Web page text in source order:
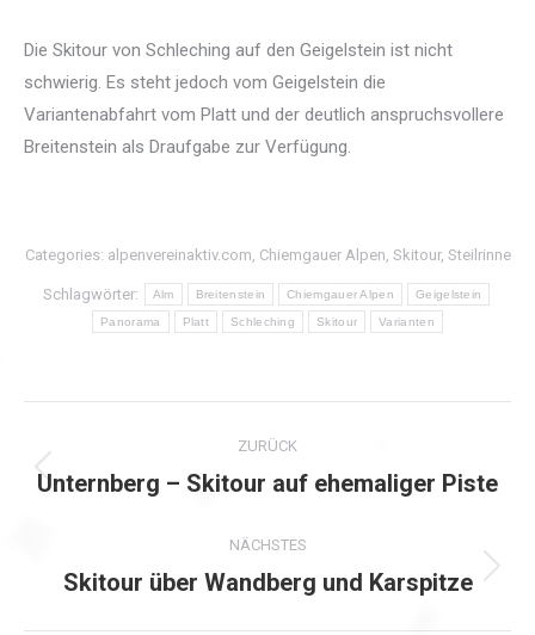
Die Skitour von Schleching auf den Geigelstein ist nicht
schwierig. Es steht jedoch vom Geigelstein die
Variantenabfahrt vom Platt und der deutlich anspruchsvollere
Breitenstein als Draufgabe zur Verfügung.
Categories: alpenvereinaktiv.com, Chiemgauer Alpen, Skitour, Steilrinne
Schlagwörter: Alm Breitenstein Chiemgauer Alpen Geigelstein
Panorama Platt Schleching Skitour Varianten
Kommentarnavigation
ZURÜCK
Vorheriger
Unternberg – Skitour auf ehemaliger Piste
NÄCHSTES
Nächster
Skitour über Wandberg und Karspitze